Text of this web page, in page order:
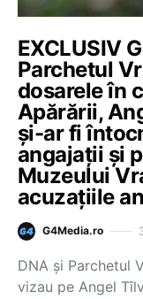
EXCLUSIV
Parchetul
dosarele în
Apărării,
și-ar fi
angajații și
Muzeului
acuzațiile
G4Media.ro
DNA și Parchetul
vizau pe Angel